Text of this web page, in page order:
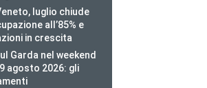
luglio chiude
all’85% e
in crescita
Garda nel weekend
agosto 2026: gli